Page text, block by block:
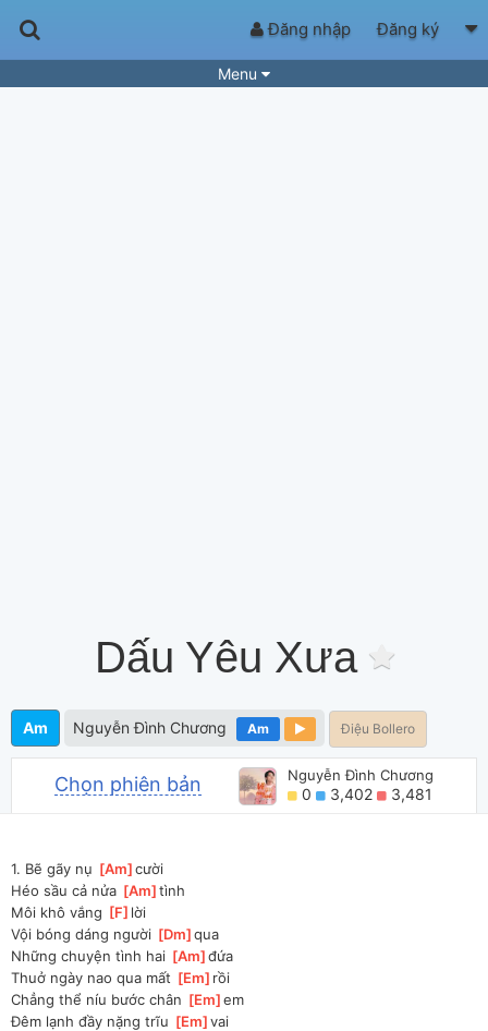
Đăng nhập Đăng ký
Menu
Dấu Yêu Xưa
Am Nguyễn Đình Chương Am Điệu Bollero
Chọn phiên bản Nguyễn Đình Chương
0 3,402 3,481
1. Bẽ gãy nụ [Am ]
cười
Héo sầu cả nửa [Am ]tình
Môi khô vắng [F ]lời
Vội bóng dáng người [Dm ]
qua
Những chuyện tình hai [Am ]
đứa
Thuở ngày nao qua mất [Em ]rồi
Chẳng thể níu bước chân [Em ]
em
Đêm lạnh đầy nặng trĩu [Em ]
vai